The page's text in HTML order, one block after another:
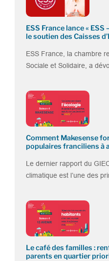
ESS France lance « ESS
le soutien des Caisses
ESS France, la chambre
Sociale et Solidaire, a
Comment Makesense
populaires franciliens à
Le dernier rapport du
climatique est l’une des
Le café des familles :
parents en quartier